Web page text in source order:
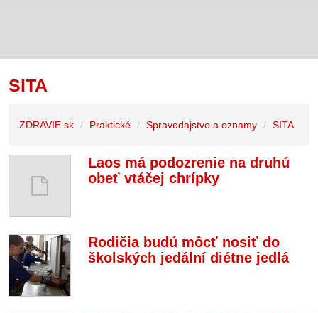
SITA
ZDRAVIE.sk Praktické Spravodajstvo a oznamy SITA
Laos má podozrenie na druhú
obeť vtáčej chrípky
Rodičia budú môcť nosiť do
školských jedální diétne jedlá